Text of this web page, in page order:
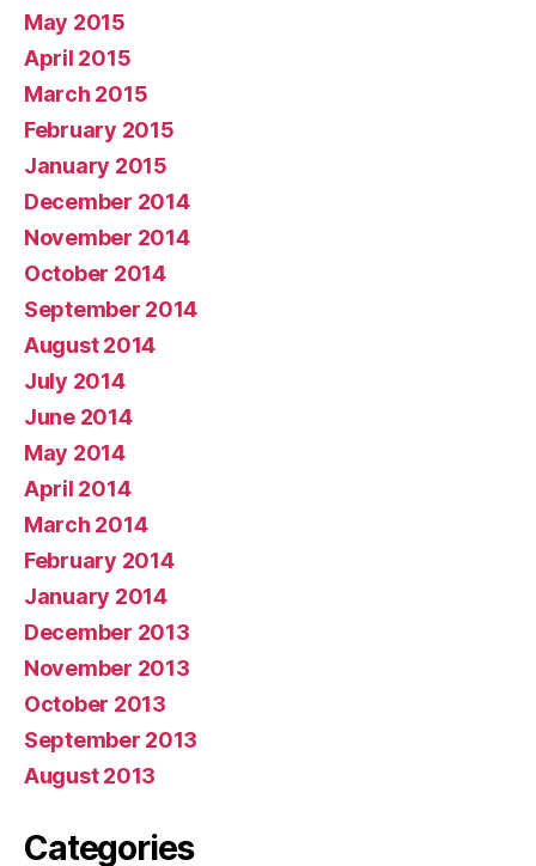
May 2015
April 2015
March 2015
February 2015
January 2015
December 2014
November 2014
October 2014
September 2014
August 2014
July 2014
June 2014
May 2014
April 2014
March 2014
February 2014
January 2014
December 2013
November 2013
October 2013
September 2013
August 2013
Categories